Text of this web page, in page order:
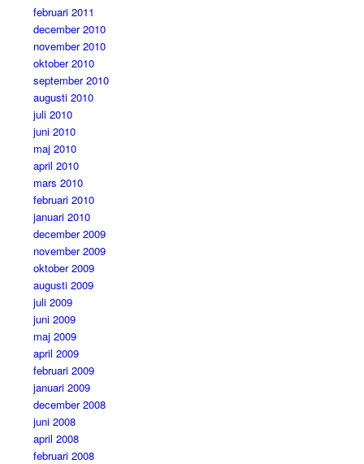
februari 2011
december 2010
november 2010
oktober 2010
september 2010
augusti 2010
juli 2010
juni 2010
maj 2010
april 2010
mars 2010
februari 2010
januari 2010
december 2009
november 2009
oktober 2009
augusti 2009
juli 2009
juni 2009
maj 2009
april 2009
februari 2009
januari 2009
december 2008
juni 2008
april 2008
februari 2008